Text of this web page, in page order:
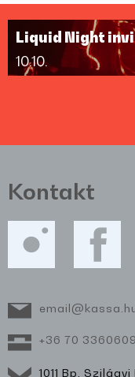
Liquid Night
10.10.
Kontakt
+36 70 3360609
1011 Bp,